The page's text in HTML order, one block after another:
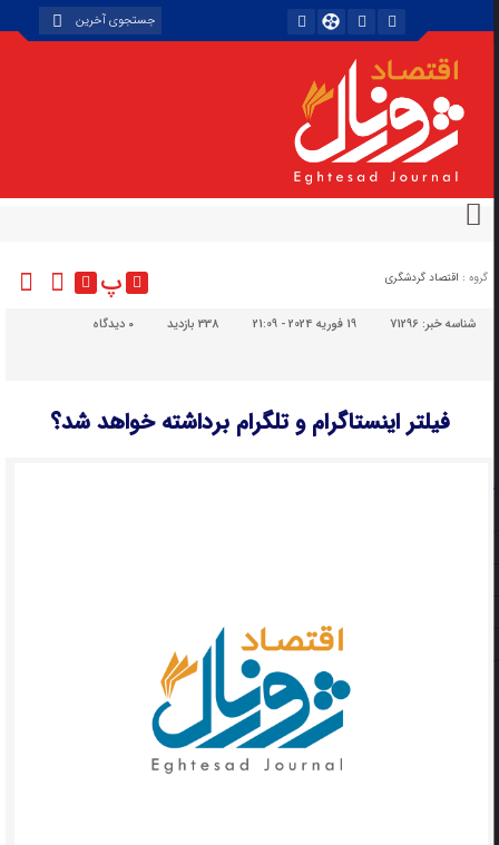
گروه : اقتصاد گردشگری پ
شناسه خبر:71296 19 فوریه 2024 - 21:09 338 بازدید دیدگاه
فیلتر اینستاگرام و تلگرام برداشته خواهد شد؟